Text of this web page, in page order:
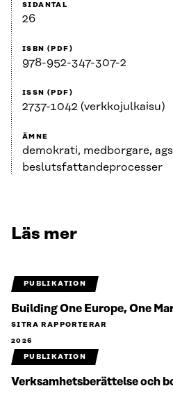
SIDANTAL
26
ISBN (PDF)
978-952-347-307-2
ISSN (PDF)
2737-1042 (verkkojulkaisu)
ÄMNE
demokrati, medborgare,
beslutsfattandeprocesser
Läs mer
PUBLIKATION
Building One Europe, One
SITRA RAPPORTERAR
2026
PUBLIKATION
Verksamhetsberättelse och